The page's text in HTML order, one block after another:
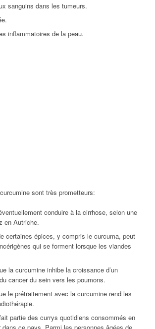
sanguins dans les tumeurs.
inflammatoires de la peau.
sont très prometteurs:
conduire à la cirrhose, selon une
en Autriche.
certaines épices, y compris le curcuma, peut
qui se forment lorsque les viandes
la curcumine inhibe la croissance d’un
cancer du sein vers les poumons.
le prétraitement avec la curcumine rend les
partie des currys quotidiens consommés en
ce pays. Parmi les personnes âgées de